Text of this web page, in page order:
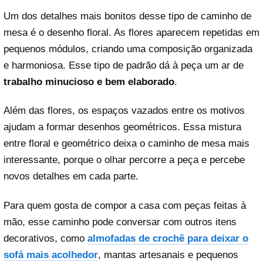
Um dos detalhes mais bonitos desse tipo de caminho de
mesa é o desenho floral. As flores aparecem repetidas em
pequenos módulos, criando uma composição organizada
e harmoniosa. Esse tipo de padrão dá à peça um ar de
trabalho minucioso e bem elaborado.
Além das flores, os espaços vazados entre os motivos
ajudam a formar desenhos geométricos. Essa mistura
entre floral e geométrico deixa o caminho de mesa mais
interessante, porque o olhar percorre a peça e percebe
novos detalhes em cada parte.
Para quem gosta de compor a casa com peças feitas à
mão, esse caminho pode conversar com outros itens
decorativos, como almofadas de crochê para deixar o
sofá mais acolhedor, mantas artesanais e pequenos